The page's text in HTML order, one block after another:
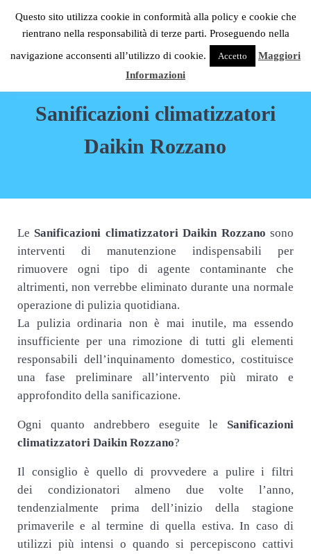
C.S.G. Impianti
Menu
Sanificazioni climatizzatori
Daikin Rozzano
Le Sanificazioni climatizzatori Daikin Rozzano sono
interventi di manutenzione indispensabili per
rimuovere ogni tipo di agente contaminante che
altrimenti, non verrebbe eliminato durante una normale
operazione di pulizia quotidiana.
La pulizia ordinaria non è mai inutile, ma essendo
insufficiente per una rimozione di tutti gli elementi
responsabili dell’inquinamento domestico, costituisce
una fase preliminare all’intervento più mirato e
approfondito della sanificazione.
Ogni quanto andrebbero eseguite le Sanificazioni
climatizzatori Daikin Rozzano?
Il consiglio è quello di provvedere a pulire i filtri
dei condizionatori almeno due volte l’anno,
tendenzialmente prima dell’inizio della stagione
primaverile e al termine di quella estiva. In caso di
utilizzi più intensi o quando si percepiscono cattivi
Questo sito utilizza cookie in conformità alla policy e cookie che
rientrano nella responsabilità di terze parti. Proseguendo nella
navigazione acconsenti all’utilizzo di cookie.
Accetto
Maggiori
Informazioni